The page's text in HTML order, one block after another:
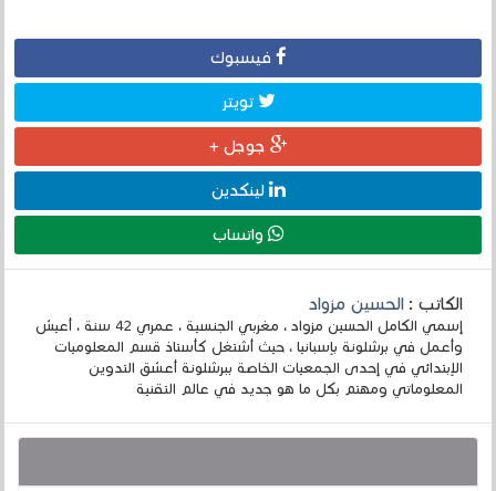
فيسبوك
تويتر
جوجل +
لينكدين
واتساب
الكاتب :الحسين مزواد
إسمي الكامل الحسين مزواد ، مغربي الجنسية ، عمري 42 سنة ، أعيش
وأعمل في برشلونة بإسبانيا ، حيث أشتغل كأستاذ قسم المعلوميات
الإبتدائي في إحدى الجمعيات الخاصة ببرشلونة أعشق التدوين
المعلوماتي ومهتم بكل ما هو جديد في عالم التقنية